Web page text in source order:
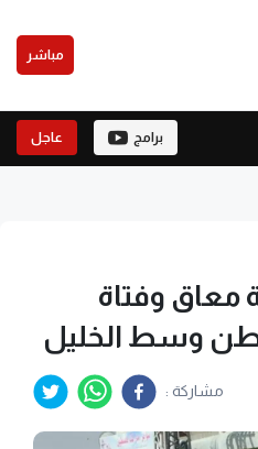
مباشر
برامج عاجل
وفتاة
وسط الخليل
مشاركة :